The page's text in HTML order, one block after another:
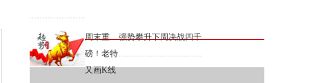
周末重
磅！老特
又画K线
强势攀升下周决战四千